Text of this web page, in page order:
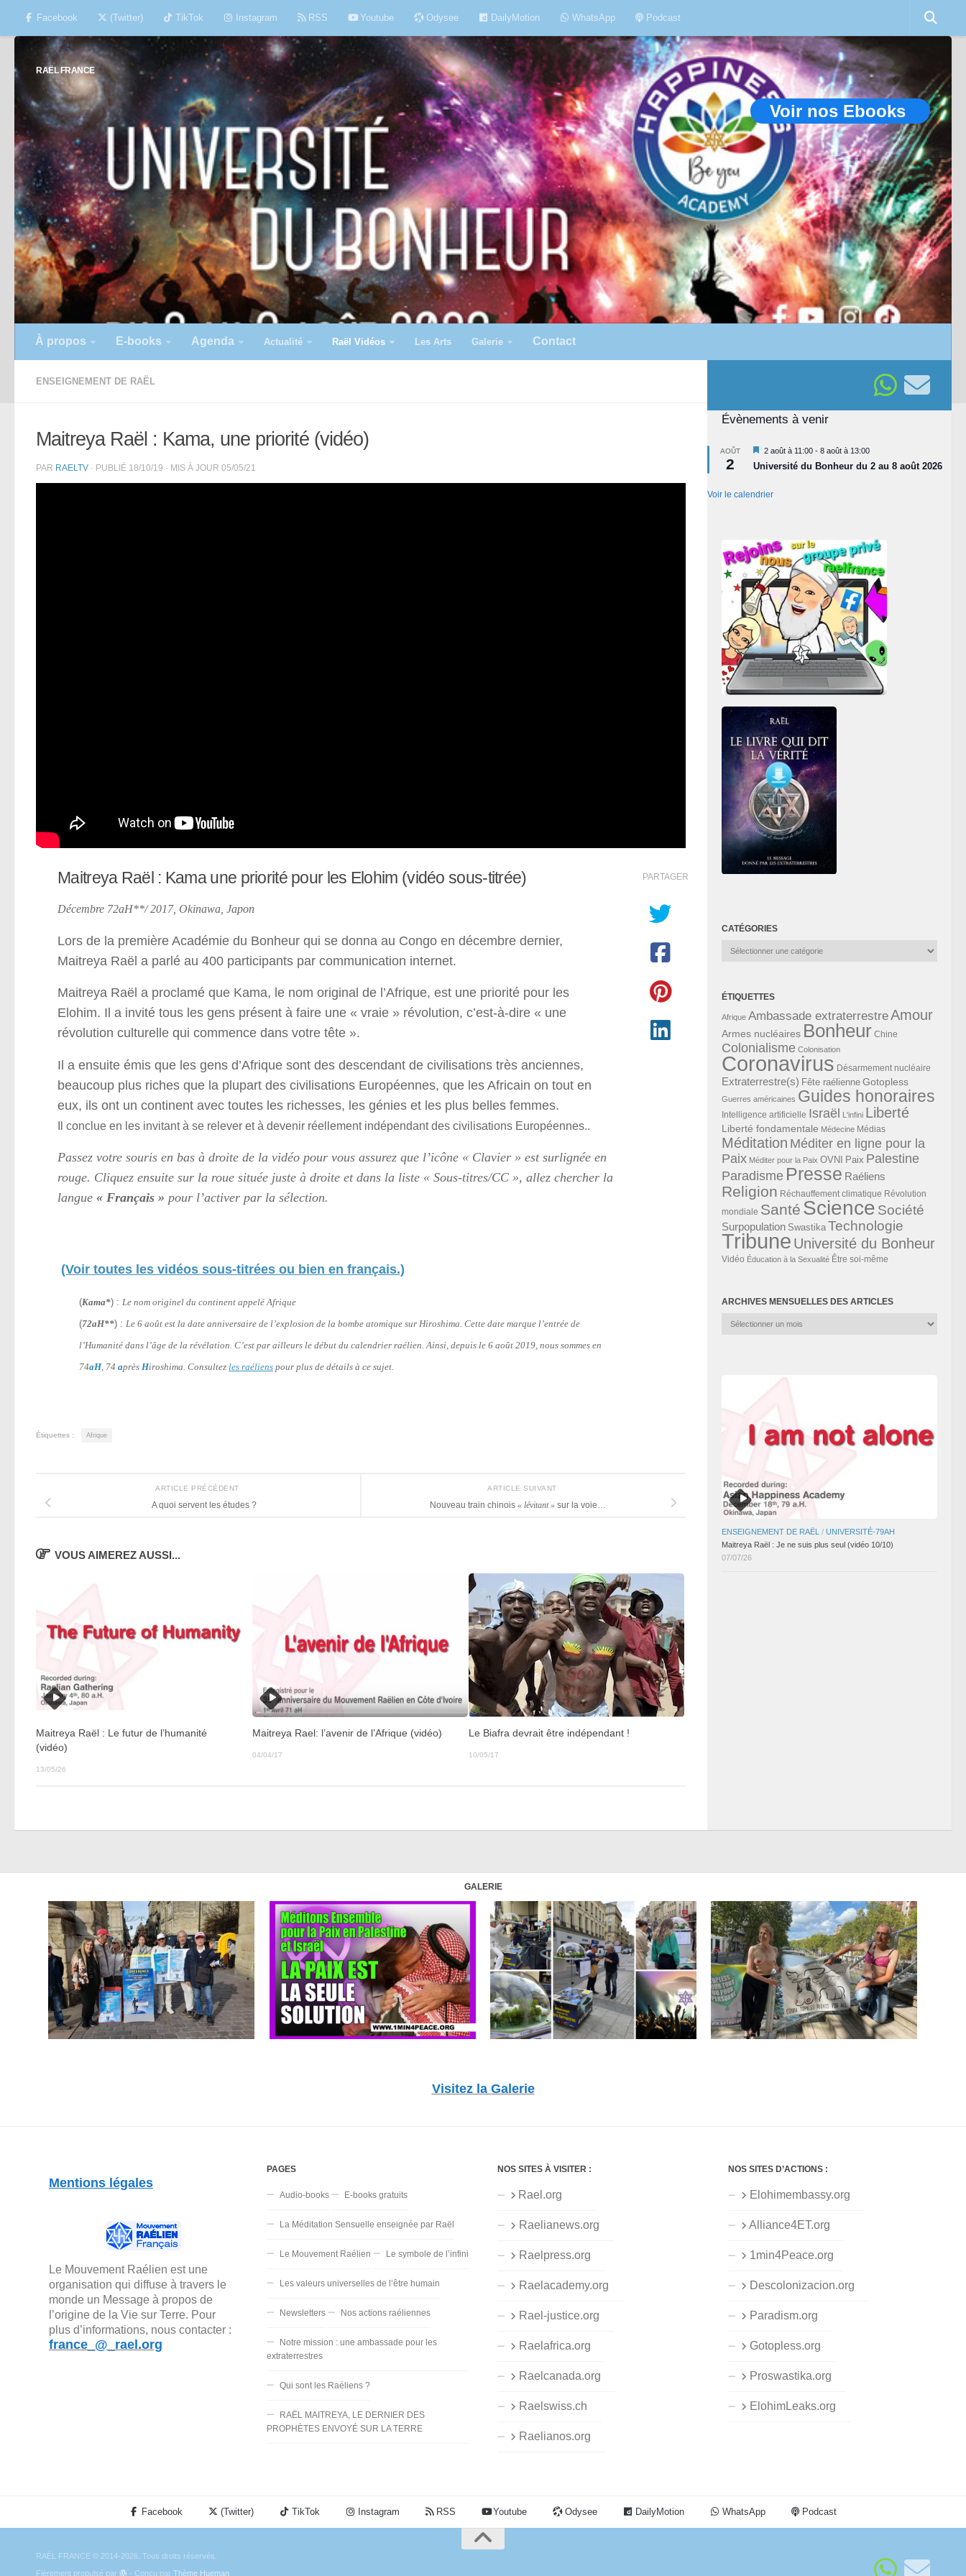
Skip to content
Facebook (Twitter) TikTok Instagram RSS Youtube Odysee DailyMotion WhatsApp Podcast
RAËL FRANCE
Voir nos Ebooks
À propos E-books Agenda Actualité Raël Vidéos Les Arts Galerie Contact
ENSEIGNEMENT DE RAËL
Maitreya Raël : Kama, une priorité (vidéo)
PAR RAELTV · PUBLIÉ 18/10/19 · MIS À JOUR 05/05/21
Maitreya Raël : Kama une priorité pour les Elohim (vidéo sous-titrée)
Décembre 72aH**/ 2017, Okinawa, Japon
Lors de la première Académie du Bonheur qui se donna au Congo en décembre dernier,
Maitreya Raël a parlé au 400 participants par communication internet.
Maitreya Raël a proclamé que Kama, le nom original de l’Afrique, est une priorité pour les
Elohim. Il a invité tous les gens présent à faire une « vraie » révolution, c’est-à-dire « une
révolution culturelle qui commence dans votre tête ».
Il a ensuite émis que les gens d’Afrique sont des descendant de civilisations très anciennes,
beaucoup plus riches que la plupart des civilisations Européennes, que les Africain on tout en
eux, ils ont un continent avec toutes les richesses, les génies et les plus belles femmes.
Il conclue en les invitant à se relever et à devenir réellement indépendant des civilisations Européennes..
Passez votre souris en bas à droite de la vidéo pour vous assurez que l’icône « Clavier » est surlignée en
rouge. Cliquez ensuite sur la roue située juste à droite et dans la liste « Sous-titres/CC », allez chercher la
langue « Français » pour l’activer par la sélection.
(Voir toutes les vidéos sous-titrées ou bien en français.)
(Kama*) : Le nom originel du continent appelé Afrique
(72aH**) : Le 6 août est la date anniversaire de l’explosion de la bombe atomique sur Hiroshima. Cette date marque l’entrée de
l’Humanité dans l’âge de la révélation. C’est par ailleurs le début du calendrier raélien. Ainsi, depuis le 6 août 2019, nous sommes en
74aH, 74 après Hiroshima. Consultez les raéliens pour plus de détails à ce sujet.
PARTAGER
Étiquettes : Afrique
ARTICLE SUIVANT
Nouveau train chinois « lévitant »sur la voie…
ARTICLE PRÉCÉDENT
A quoi servent les études ?
VOUS AIMEREZ AUSSI...
Maitreya Raël : Le futur de l’humanité
(vidéo)
13/05/26
Maitreya Rael: l’avenir de l’Afrique (vidéo)
04/04/17
Le Biafra devrait être indépendant !
10/05/17
Évènements à venir
AOÛT
2
Mis
en
avant
2 août à 11:00 - 8 août à 13:00
Université du Bonheur du 2 au 8 août 2026
Voir le calendrier
CATÉGORIES
Catégories
ÉTIQUETTES
Afrique Ambassade extraterrestreAmour
Armes nucléaires Bonheur Chine
Colonialisme Colonisation
Coronavirus Désarmement nucléaire
Extraterrestre(s) Fête raélienne Gotopless
Guerres américaines Guides honoraires
Intelligence artificielle Israël L'infini Liberté
Liberté fondamentale Médecine Médias
Méditation Méditer en ligne pour la
Paix Méditer pour la Paix OVNI Paix Palestine
Paradisme Presse Raéliens
Religion Réchauffement climatique Révolution
mondiale Santé Science Société
Surpopulation Swastika Technologie
Tribune Université du Bonheur
Vidéo Éducation à la Sexualité Être soi-même
ARCHIVES MENSUELLES DES ARTICLES
Archives
ENSEIGNEMENT DE RAËL / UNIVERSITÉ-79AH
Maitreya Raël : Je ne suis plus seul (vidéo 10/10)
07/07/26
GALERIE
Visitez la Galerie
Mentions légales
Le Mouvement Raélien est une
organisation qui diffuse à travers le
monde un Message à propos de
l’origine de la Vie sur Terre. Pour
plus d’informations, nous contacter :
france_@_rael.org
PAGES
Audio-books E-books gratuits
La Méditation Sensuelle enseignée par Raël
Le Mouvement Raélien Le symbole de l’infini
Les valeurs universelles de l’être humain
Newsletters Nos actions raéliennes
Notre mission : une ambassade pour les
extraterrestres
Qui sont les Raéliens ?
RAËL MAITREYA, LE DERNIER DES
PROPHÈTES ENVOYÉ SUR LA TERRE
NOS SITES À VISITER :
Rael.org
Raelianews.org
Raelpress.org
Raelacademy.org
Rael-justice.org
Raelafrica.org
Raelcanada.org
Raelswiss.ch
Raelianos.org
NOS SITES D’ACTIONS :
Elohimembassy.org
Alliance4ET.org
1min4Peace.org
Descolonizacion.org
Paradism.org
Gotopless.org
Proswastika.org
ElohimLeaks.org
Facebook (Twitter) TikTok Instagram RSS Youtube Odysee DailyMotion WhatsApp Podcast
RAËL FRANCE © 2014-2026. Tous droits réservés.
Fièrement propulsé par
- Conçu par Thème Hueman